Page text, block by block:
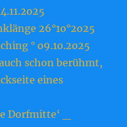
26°1o°2o25
° o9.1o.2o25
schon berühmt,
eines
Dorfmitte‘ _